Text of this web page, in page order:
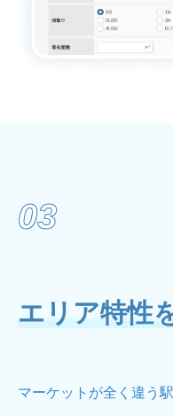
03
エリア特性
マーケットが全く違う